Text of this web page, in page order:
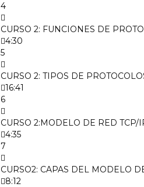
4
CURSO 2: FUNCIONES DE
4:30
5
CURSO 2: TIPOS DE
16:41
6
CURSO 2:MODELO DE RED TCP/
4:35
7
CURSO2: CAPAS DEL MODELO
8:12